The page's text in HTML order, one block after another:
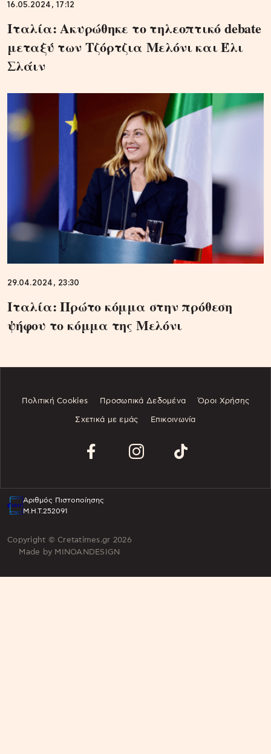
16.05.2024, 17:12
Ιταλία: Ακυρώθηκε το τηλεοπτικό debate
μεταξύ των Τζόρτζια Μελόνι και Έλι
Σλάιν
29.04.2024, 23:30
Ιταλία: Πρώτο κόμμα στην πρόθεση
ψήφου το κόμμα της Μελόνι
Πολιτική Cookies Προσωπικά Δεδομένα Όροι Χρήσης
Σχετικά με εμάς Επικοινωνία
Αριθμός Πιστοποίησης
Μ.Η.Τ.252091
Copyright © Cretatimes.gr 2026
Made by MINOANDESIGN